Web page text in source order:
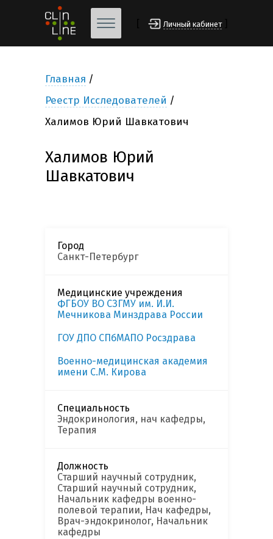
Личный кабинет
Главная
Реестр Исследователей
Халимов Юрий Шавкатович
Халимов Юрий
Шавкатович
Город
Санкт-Петербург
Медицинские учреждения
ФГБОУ ВО СЗГМУ им. И.И.
Мечникова Минздрава России
ГОУ ДПО СПбМАПО Росздрава
Военно-медицинская академия
имени С.М. Кирова
Специальность
Эндокринология, нач кафедры,
Терапия
Должность
Старший научный сотрудник,
Старший научный сотрудник,
Начальник кафедры военно-
полевой терапии, Нач кафедры,
Врач-эндокринолог, Начальник
кафедры